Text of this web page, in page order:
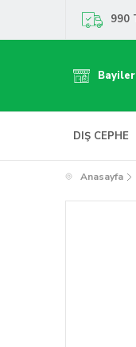
990
Bayiler
DIŞ CEPHE
Anasayfa